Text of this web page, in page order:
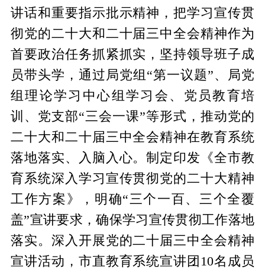
讲话和重要指示批示精神，把学习宣传贯
彻党的二十大和二十届三中全会精神作为
首要政治任务抓紧抓实，坚持领导班子成
员带头学，通过局党组“第一议题”、局党
组理论学习中心组学习会、党员教育培
训、党支部“三会一课”等形式，推动党的
二十大和二十届三中全会精神在教育系统
落地落实、入脑入心。制定印发《全市教
育系统深入学习宣传贯彻党的二十大精神
工作方案》，明确“三个一百、三个全覆
盖”宣讲要求，确保学习宣传贯彻工作落地
落实。深入开展党的二十届三中全会精神
宣讲活动，市直教育系统宣讲团10名成员